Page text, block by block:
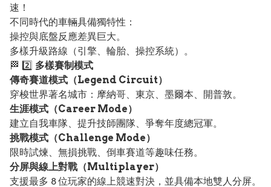
速！
不同時代的車輛具備獨特性：
操控與底盤反應差異巨大。
多樣升級路線（引擎、輪胎、操控系統）。
🏁 2️⃣ 多樣賽制模式
傳奇賽道模式（Legend Circuit）
穿梭世界著名城市：摩納哥、東京、墨爾本、開普敦。
生涯模式（Career Mode）
建立自我車隊、提升技師團隊、爭奪年度總冠軍。
挑戰模式（Challenge Mode）
限時試煉、無損挑戰、倒車賽道等趣味任務。
分屏與線上對戰（Multiplayer）
支援最多 8 位玩家的線上競速對決，並具備本地雙人分屏。